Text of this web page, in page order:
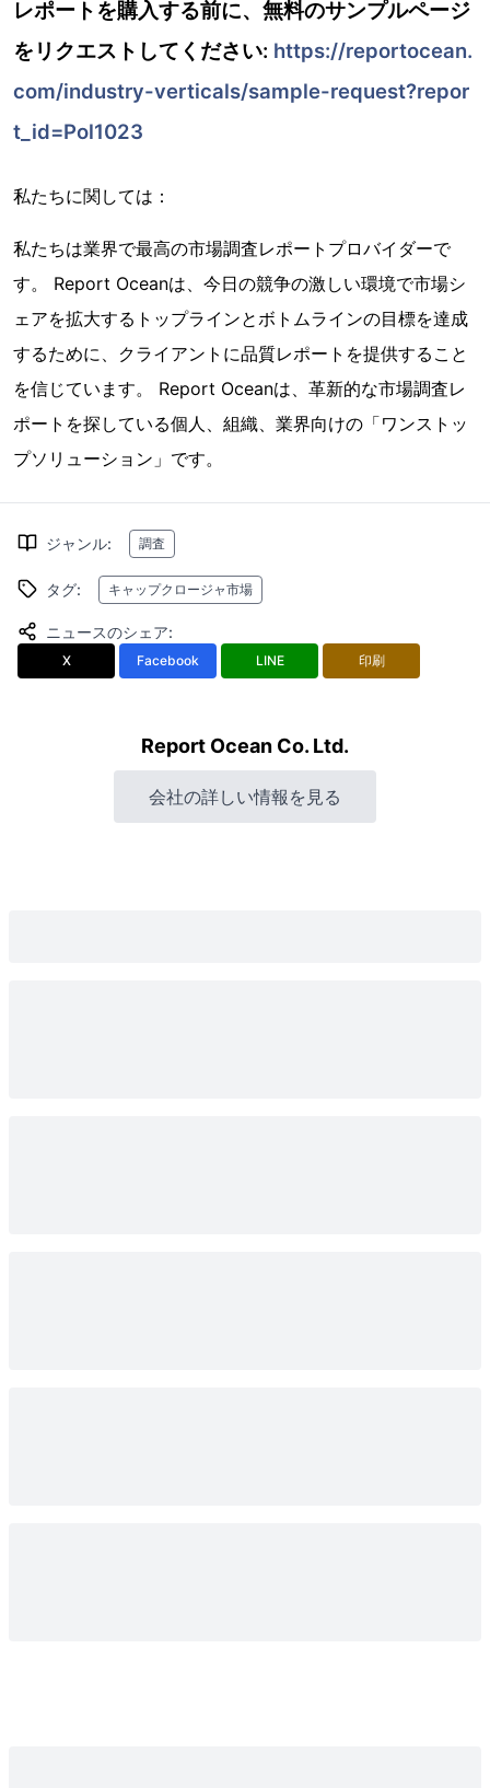
レポートを購入する前に、無料のサンプルページ
をリクエストしてください: https://reportocean.
com/industry-verticals/sample-request?repor
t_id=Pol1023
私たちに関しては：
私たちは業界で最高の市場調査レポートプロバイダーで
す。 Report Oceanは、今日の競争の激しい環境で市場シ
ェアを拡大するトップラインとボトムラインの目標を達成
するために、クライアントに品質レポートを提供すること
を信じています。 Report Oceanは、革新的な市場調査レ
ポートを探している個人、組織、業界向けの「ワンストッ
プソリューション」です。
ジャンル: 調査
タグ: キャップクロージャ市場
ニュースのシェア:
X Facebook LINE 印刷
Report Ocean Co. Ltd.
会社の詳しい情報を見る